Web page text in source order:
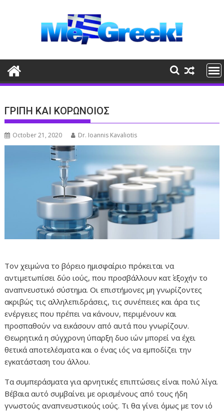
ΓΡΙΠΗ ΚΑΙ ΚΟΡΩΝΟΙΟΣ
October 21, 2020 Dr. Ioannis Kavaliotis
Τον χειμώνα το βόρειο ημισφαίριο πρόκειται να
αντιμετωπίσει δύο ιούς, που προσβάλλουν κατ΄ εξοχήν το
αναπνευστικό σύστημα. Οι επιστήμονες μη γνωρίζοντες
ακριβώς τις αλληλεπιδράσεις, τις συνέπειες και άρα τις
ενέργειες που πρέπει να κάνουν, περιμένουν και
προσπαθούν να εικάσουν από αυτά που γνωρίζουν.
Θεωρητικά η σύγχρονη ύπαρξη δυο ιών μπορεί να έχει
θετικά αποτελέσματα και ο ένας ιός να εμποδίζει την
εγκατάσταση του άλλου.
Τα συμπεράσματα για αρνητικές επιπτώσεις είναι πολύ λίγα.
Βέβαια αυτό συμβαίνει με ορισμένους από τους ήδη
γνωστούς αναπνευστικούς ιούς. Τι θα γίνει όμως με τον ιό